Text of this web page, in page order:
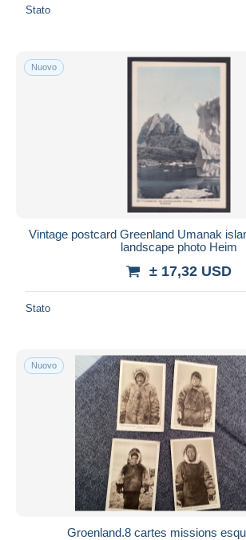
Stato
Nuovo
Vintage postcard Greenland Umanak
landscape photo Heim
± 17,32 USD
Stato
Nuovo
Groenland.8 cartes missions